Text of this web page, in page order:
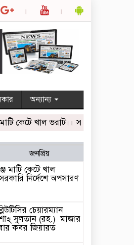
অন্যান্য
খাল ভরাট।। সরকারি নির্দেশে
জনপ্রিয়
মাটি কেটে খাল
নির্দেশে অপসারণ
চেয়ারম্যান
শাহ্ সুলতান (রহ.) মাজার
কবর জিয়ারত